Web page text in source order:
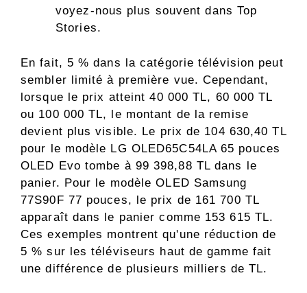
voyez-nous plus souvent dans Top
Stories.
En fait, 5 % dans la catégorie télévision peut
sembler limité à première vue. Cependant,
lorsque le prix atteint 40 000 TL, 60 000 TL
ou 100 000 TL, le montant de la remise
devient plus visible. Le prix de 104 630,40 TL
pour le modèle LG OLED65C54LA 65 pouces
OLED Evo tombe à 99 398,88 TL dans le
panier. Pour le modèle OLED Samsung
77S90F 77 pouces, le prix de 161 700 TL
apparaît dans le panier comme 153 615 TL.
Ces exemples montrent qu'une réduction de
5 % sur les téléviseurs haut de gamme fait
une différence de plusieurs milliers de TL.